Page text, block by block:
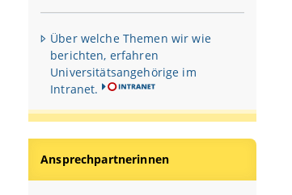
Über welche Themen wir wie
berichten, erfahren
Universitätsangehörige im
Intranet.
Ansprechpartnerinnen